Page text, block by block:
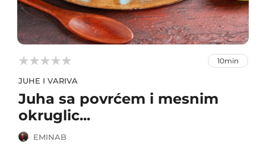


 10min
JUHE I VARIVA
Juha sa povrćem i mesnim
okruglic...
EMINAB